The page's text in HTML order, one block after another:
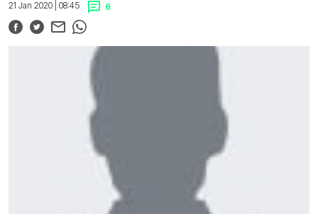
WIKILEONINO
HISTÓRIAS DO LEÃO
21 Jan 2020 | 08:45 6